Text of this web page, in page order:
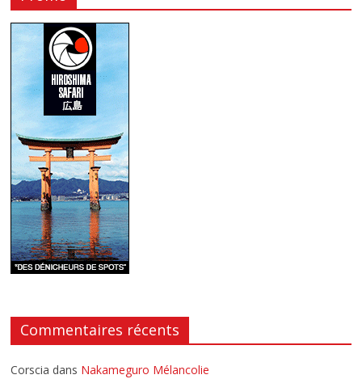
Commentaires récents
Corscia dans Nakameguro Mélancolie